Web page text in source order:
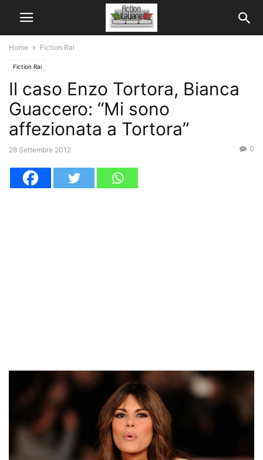
Home Fiction Rai
Fiction Rai
Il caso Enzo Tortora, Bianca
Guaccero: “Mi sono
affezionata a Tortora”
28 Settembre 2012 0